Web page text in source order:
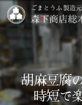
胡麻豆腐
時短で